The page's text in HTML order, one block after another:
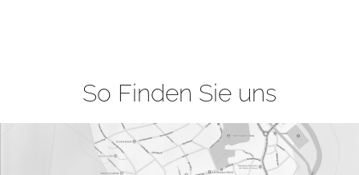
So Finden Sie uns